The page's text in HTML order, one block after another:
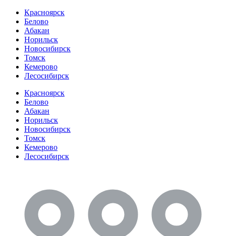
Красноярск
Белово
Абакан
Норильск
Новосибирск
Томск
Кемерово
Лесосибирск
Красноярск
Белово
Абакан
Норильск
Новосибирск
Томск
Кемерово
Лесосибирск